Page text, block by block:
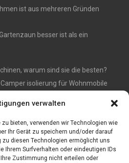
verwalten
bieten, verwenden wir Technologien wie
Ihr Gerät zu speichern und/oder darauf
diesen Technologien ermöglicht uns
Ihrem Surfverhalten oder eindeutigen IDs
Zustimmung nicht erteilen oder
ist aus mehreren Gründen
besser ist als ein
warum sind sie die besten?
isolierung für Wohnmobile
zum Verfassen